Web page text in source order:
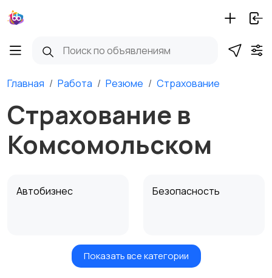
Главная Работа Резюме Страхование
Страхование в
Комсомольском
Автобизнес Безопасность
Бытовые услуги и
Высший менеджмент
Показать все категории